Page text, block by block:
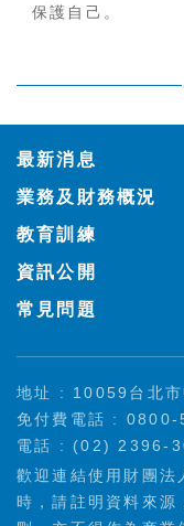
保護自己。
最新消息
業務及財務概況
教育訓練
資訊公開
常見問題
地址 : 10059台北市
免付費電話 :
電話 : (02) 2396-
歡迎連結使用財團法
時，請註明資料來源